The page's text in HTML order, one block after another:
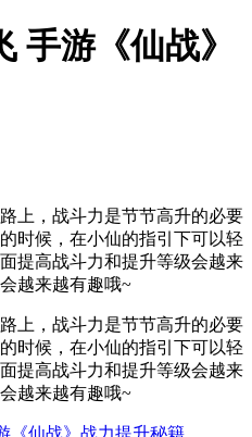
手游《仙战》
上，战斗力是节节高升的必要
时候，在小仙的指引下可以轻
提高战斗力和提升等级会越来
越来越有趣哦~
上，战斗力是节节高升的必要
时候，在小仙的指引下可以轻
提高战斗力和提升等级会越来
越来越有趣哦~